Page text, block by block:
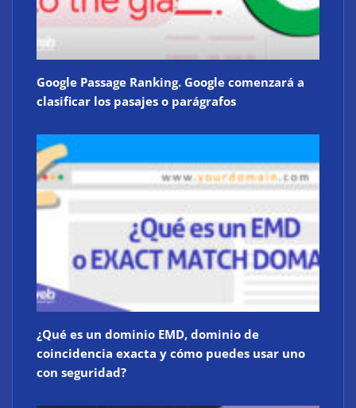
Google Passage Ranking. Google comenzará a
clasificar los pasajes o parágrafos
¿Qué es un dominio EMD, dominio de
coincidencia exacta y cómo puedes usar uno
con seguridad?